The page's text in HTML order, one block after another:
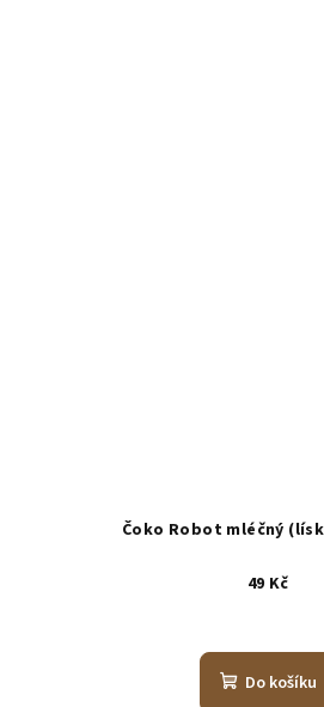
Čoko Robot mléčný
49 Kč
Do košíku